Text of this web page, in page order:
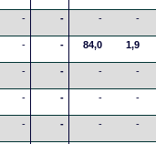
- - - -
- - 84,0 1,9
- - - -
- - - -
- - - -